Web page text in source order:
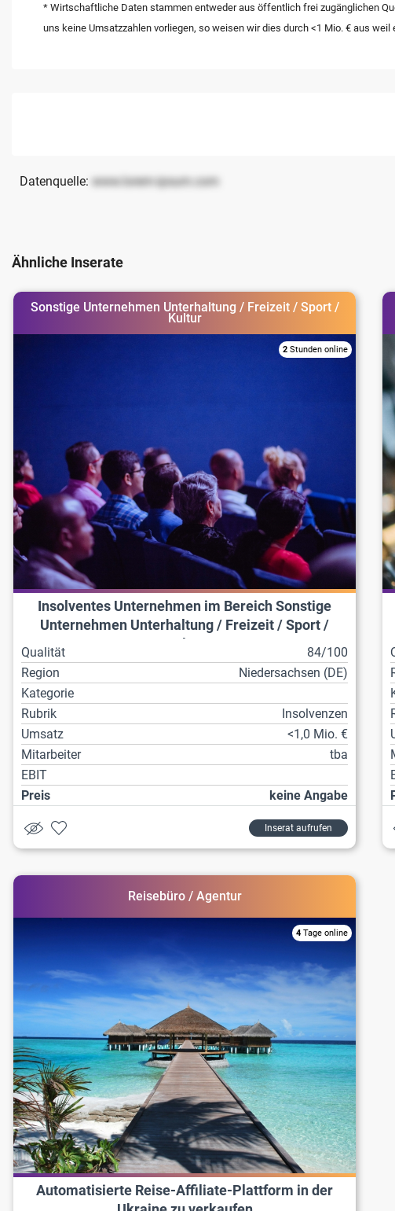
* Wirtschaftliche Daten stammen entweder aus öffentlich frei zugänglichen
uns keine Umsatzzahlen vorliegen, so weisen wir dies durch <1 Mio. € aus
Datenquelle: www.lorem-ipsum.com
Ähnliche Inserate
Sonstige Unternehmen Unterhaltung / Freizeit / Sport /
Kultur
2 Stunden online
Insolventes Unternehmen im Bereich Sonstige
Unternehmen Unterhaltung / Freizeit / Sport /
Qualität
84/100
Region
Niedersachsen (DE)
Kategorie
Rubrik
Insolvenzen
Umsatz
<1,0 Mio. €
Mitarbeiter
tba
EBIT
Preis
keine Angabe
Inserat aufrufen
Reisebüro / Agentur
4 Tage online
Automatisierte Reise-Affiliate-Plattform in der